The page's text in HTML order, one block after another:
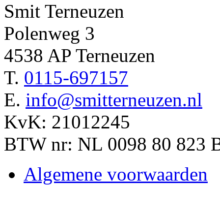
Smit Terneuzen
Polenweg 3
4538 AP Terneuzen
T. 0115-697157
E. info@smitterneuzen.nl
KvK: 21012245
BTW nr: NL 0098 80 823
Algemene voorwaarden